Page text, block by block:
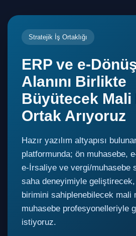
Stratejik İş Ortaklığı
ERP ve e-
Alanını Birlikte
Büyütecek
Ortak Arıyoruz
Hazır yazılım altyapısı
platformunda; ön muhasebe,
e-İrsaliye ve vergi/muhasebe
saha deneyimiyle
birimini sahiplenebilecek mali
muhasebe profesyonelleriyle
istiyoruz.